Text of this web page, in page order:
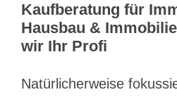
Kaufberatung für
Hausbau &
wir Ihr Profi
Natürlicherweise